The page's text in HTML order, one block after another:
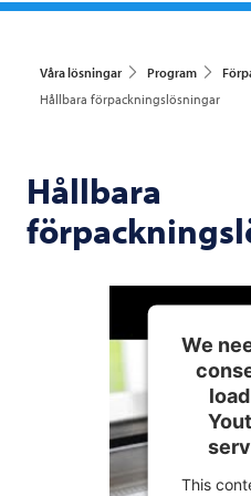
Våra lösningar Program
Hållbara förpackningslösningar
Hållbara
We
This